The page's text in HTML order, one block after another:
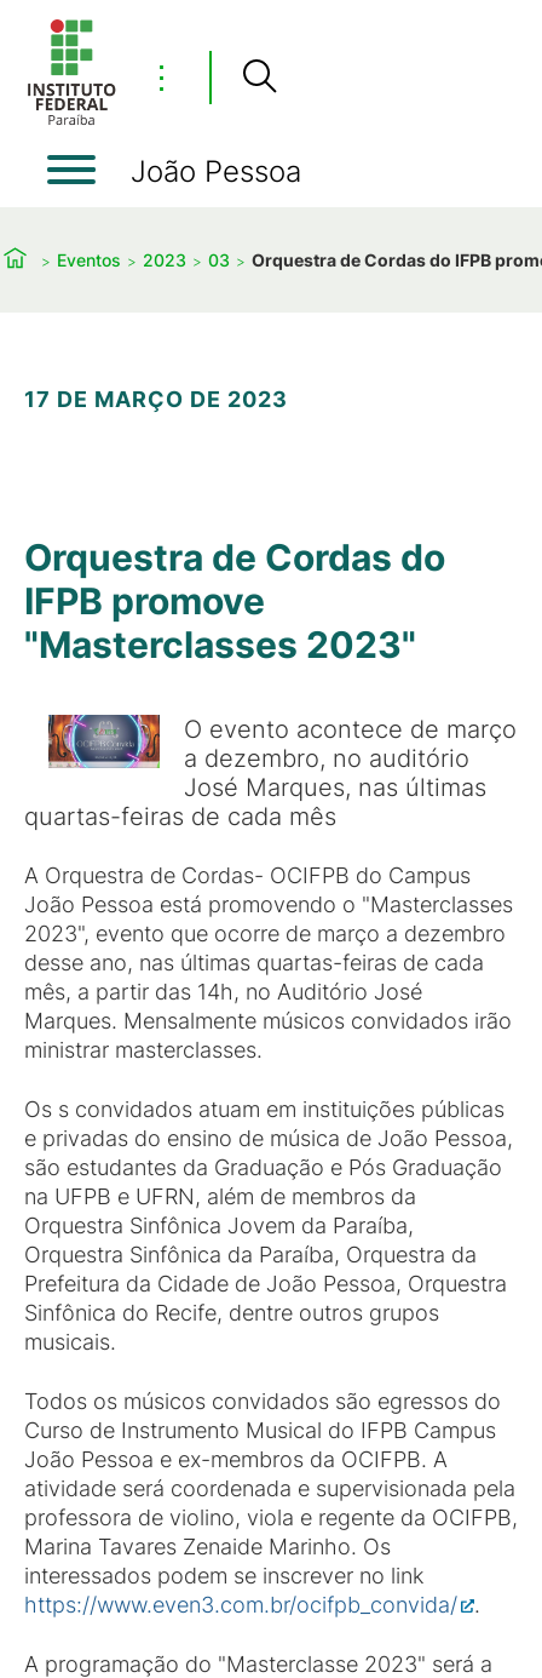
⋮
João Pessoa
Eventos 2023 03 Orquestra de Cordas do IFPB
17 DE MARÇO DE 2023
Orquestra de Cordas do
IFPB promove
"Masterclasses 2023"
O evento acontece de março
a dezembro, no auditório
José Marques, nas últimas
quartas-feiras de cada mês
A Orquestra de Cordas- OCIFPB do Campus
João Pessoa está promovendo o "Masterclasses
2023", evento que ocorre de março a dezembro
desse ano, nas últimas quartas-feiras de cada
mês, a partir das 14h, no Auditório José
Marques. Mensalmente músicos convidados irão
ministrar masterclasses.
Os s convidados atuam em instituições públicas
e privadas do ensino de música de João Pessoa,
são estudantes da Graduação e Pós Graduação
na UFPB e UFRN, além de membros da
Orquestra Sinfônica Jovem da Paraíba,
Orquestra Sinfônica da Paraíba, Orquestra da
Prefeitura da Cidade de João Pessoa, Orquestra
Sinfônica do Recife, dentre outros grupos
musicais.
Todos os músicos convidados são egressos do
Curso de Instrumento Musical do IFPB Campus
João Pessoa e ex-membros da OCIFPB. A
atividade será coordenada e supervisionada pela
professora de violino, viola e regente da OCIFPB,
Marina Tavares Zenaide Marinho. Os
interessados podem se inscrever no link
https://www.even3.com.br/ocifpb_convida/
.
A programação do "Masterclasse 2023" será a